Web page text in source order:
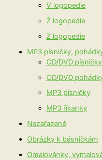
V logopedie
Ž logopedie
Z logopedie
MP3 písničky,
CD/DVD písničky
CD/DVD
MP3 písničky
MP3 říkanky
Nezařazené
Obrázky k básničkám
Omalovánky,